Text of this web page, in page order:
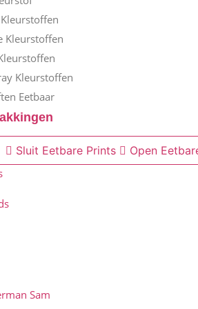
Kleurstoffen
Kleurstoffen
Eetbaar
Sluit Eetbare Prints
Open
Sam